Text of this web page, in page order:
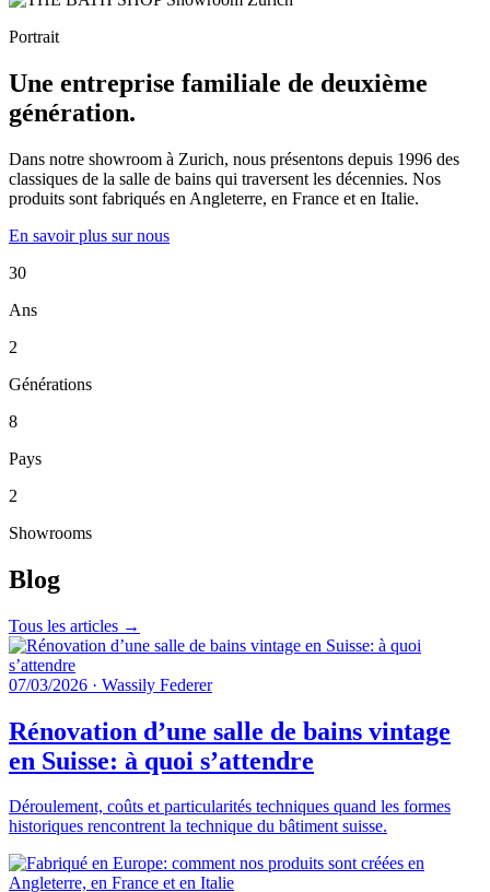
Portrait
Une entreprise familiale de deuxième
génération.
Dans notre showroom à Zurich, nous présentons depuis 1996 des
classiques de la salle de bains qui traversent les décennies. Nos
produits sont fabriqués en Angleterre, en France et en Italie.
En savoir plus sur nous
30
Ans
2
Générations
8
Pays
2
Showrooms
Blog
Tous les articles →
07/03/2026 · Wassily Federer
Rénovation d’une salle de bains vintage
en Suisse: à quoi s’attendre
Déroulement, coûts et particularités techniques quand les formes
historiques rencontrent la technique du bâtiment suisse.